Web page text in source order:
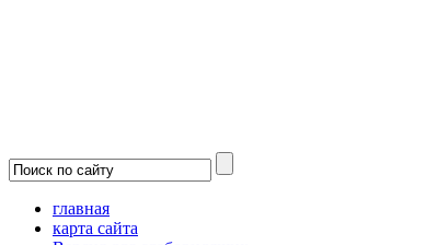
главная
карта сайта